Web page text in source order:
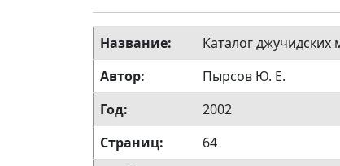
Название:
Каталог джучидских
Автор:
Пырсов Ю. Е.
Год:
2002
Страниц:
64